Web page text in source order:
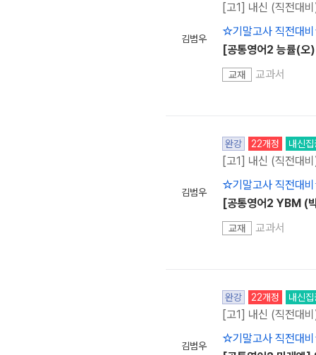
김범우
[고1] 내신 (직전대
☆기말고사 직전대
[공통영어2 능률(오
교재 교과서
김범우
완강 22개정 내신집
[고1] 내신 (직전대
☆기말고사 직전대
[공통영어2 YBM (
교재 교과서
김범우
완강 22개정 내신집
[고1] 내신 (직전대
☆기말고사 직전대